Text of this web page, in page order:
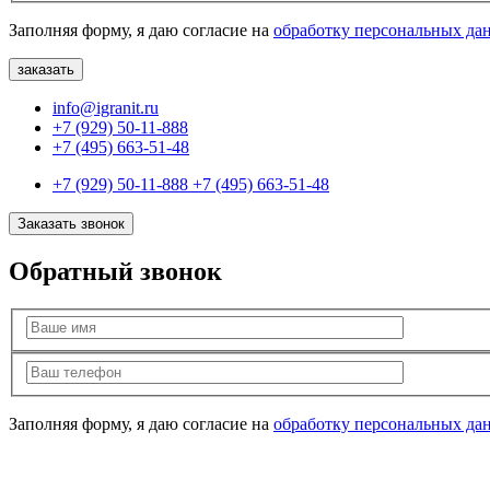
Заполняя форму, я даю согласие на обработку персональных
info@igranit.ru
+7 (929) 50-11-888
+7 (495) 663-51-48
+7 (929) 50-11-888 +7 (495) 663-51-48
Заказать звонок
Обратный звонок
Заполняя форму, я даю согласие на обработку персональных